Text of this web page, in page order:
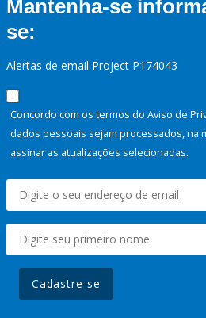
Mantenha-se
se:
Alertas de email Project P174043
Concordo com os termos do Aviso de
dados pessoais sejam processados, na
assinar as atualizações selecionadas.
Cadastre-se